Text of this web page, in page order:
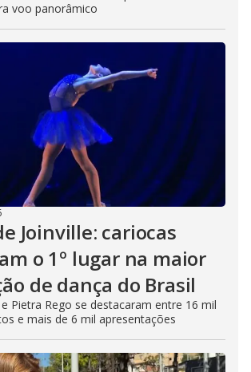
voo panorâmico
Joinville: cariocas
o 1º lugar na maior
de dança do Brasil
Pietra Rego se destacaram entre 16 mil
e mais de 6 mil apresentações